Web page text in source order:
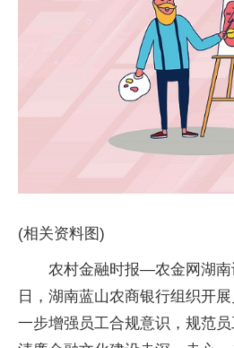
(相关资料图)
农村金融时报—农金网湖南
日，湖南蓝山农商银行组织开
一步增强员工合规意识，规范